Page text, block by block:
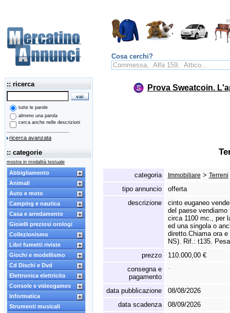
Cosa cerchi?
:: ricerca
tutte le parole
almeno una parola
cerca anche nelle descrizioni
ricerca avanzata
:: categorie
mostra in modalità testuale
Abbigliamento
Animali
Auto e moto
Camping e nautica
Casa e arredamento
Gioielli preziosi orologi
Collezionismo
Libri fumetti riviste
Giochi e modellismo
Cd Dischi e Dvd
Elettronica elettricita
Console e videogames
Informatica
Strumenti musicali
Prova Sweatcoin.
categoria Immobiliare > Terreni
tipo annuncio
offerta
descrizione
cinto euganeo
del paese
circa 1100 mc., per
ed una singola o
diretto.Chiama ora
NS). Rif.: t135.
prezzo
110.000,00 €
consegna e
pagamento
-
data pubblicazione
08/08/2026
data scadenza
08/09/2026